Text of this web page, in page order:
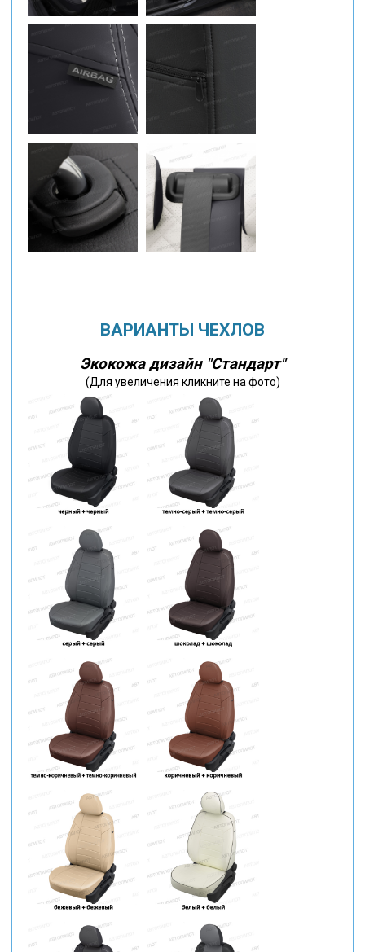
ВАРИАНТЫ ЧЕХЛОВ
Экокожа дизайн "Стандарт"
(Для увеличения кликните на фото)